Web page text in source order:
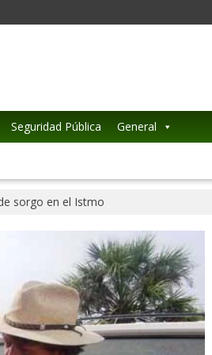
Seguridad Pública General
sorgo en el Istmo